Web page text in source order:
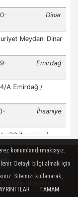
konumlandırmaktayız.
Detaylı bilgi almak için
Sitemizi kullanarak,
TAMAM